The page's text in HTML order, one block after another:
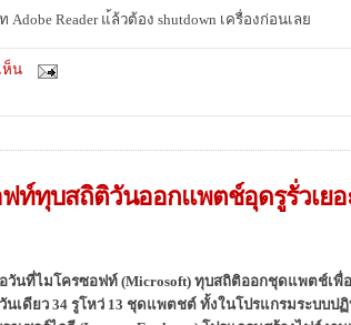
Reader แ้ล้วต้อง shutdown เครื่องก่อนเลย
ห็น
ฟท์ทุบสถิติวันออกแพตช์อุดรูรั่วเย
วันที่ไมโครซอฟท์ (Microsoft) ทุบสถิติออกชุดแพตช์เพื่
เดียว 34 รูโหว่ 13 ชุดแพตชต์ ทั้งในโปรแกรมระบบป